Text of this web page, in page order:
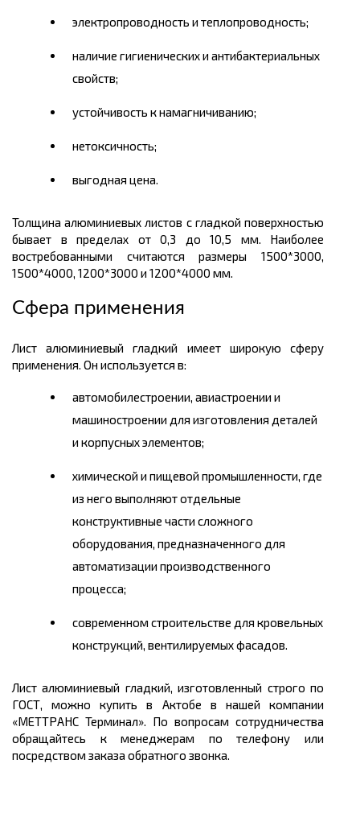
электропроводность и теплопроводность;
наличие гигиенических и антибактериальных
свойств;
устойчивость к намагничиванию;
нетоксичность;
выгодная цена.
Толщина алюминиевых листов с гладкой поверхностью
бывает в пределах от 0,3 до 10,5 мм. Наиболее
востребованными считаются размеры 1500*3000,
1500*4000, 1200*3000 и 1200*4000 мм.
Сфера применения
Лист алюминиевый гладкий имеет широкую сферу
применения. Он используется в:
автомобилестроении, авиастроении и
машиностроении для изготовления деталей
и корпусных элементов;
химической и пищевой промышленности, где
из него выполняют отдельные
конструктивные части сложного
оборудования, предназначенного для
автоматизации производственного
процесса;
современном строительстве для кровельных
конструкций, вентилируемых фасадов.
Лист алюминиевый гладкий, изготовленный строго по
ГОСТ, можнокупитьв Актобе в нашей компании
«МЕТТРАНС Терминал». По вопросам сотрудничества
обращайтесь к менеджерам по телефону или
посредством заказа обратного звонка.